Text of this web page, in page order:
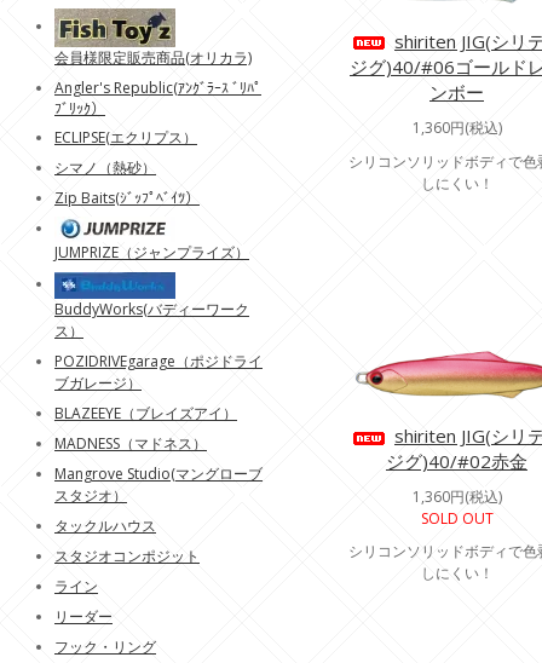
shiriten JIG(シリ
ジグ)40/#06ゴールド
ンボー
1,360円(税込)
シリコンソリッドボディで色
しにくい！
shiriten JIG(シリ
ジグ)40/#02赤金
1,360円(税込)
SOLD OUT
シリコンソリッドボディで色
しにくい！
会員様限定販売商品(オリカラ)
Angler's Republic(ｱﾝｸﾞﾗｰｽ ﾞﾘﾊﾟ
ﾌﾞﾘｯｸ）
ECLIPSE(エクリプス）
シマノ（熱砂）
Zip Baits(ｼﾞｯﾌﾟﾍﾞｲﾂ）
JUMPRIZE（ジャンプライズ）
BuddyWorks(バディーワーク
ス）
POZIDRIVEgarage（ポジドライ
ブガレージ）
BLAZEEYE（ブレイズアイ）
MADNESS（マドネス）
Mangrove Studio(マングローブ
スタジオ）
タックルハウス
スタジオコンポジット
ライン
リーダー
フック・リング